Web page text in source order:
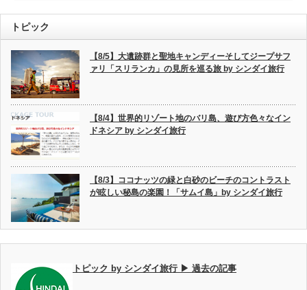
トピック
【8/5】大遺跡群と聖地キャンディーそしてジープサフ
ァリ「スリランカ」の見所を巡る旅 by シンダイ旅行
【8/4】世界的リゾート地のバリ島、遊び方色々なイン
ドネシア by シンダイ旅行
【8/3】ココナッツの緑と白砂のビーチのコントラスト
が眩しい秘島の楽園！「サムイ島」by シンダイ旅行
トピック by シンダイ旅行 ▶ 過去の記事